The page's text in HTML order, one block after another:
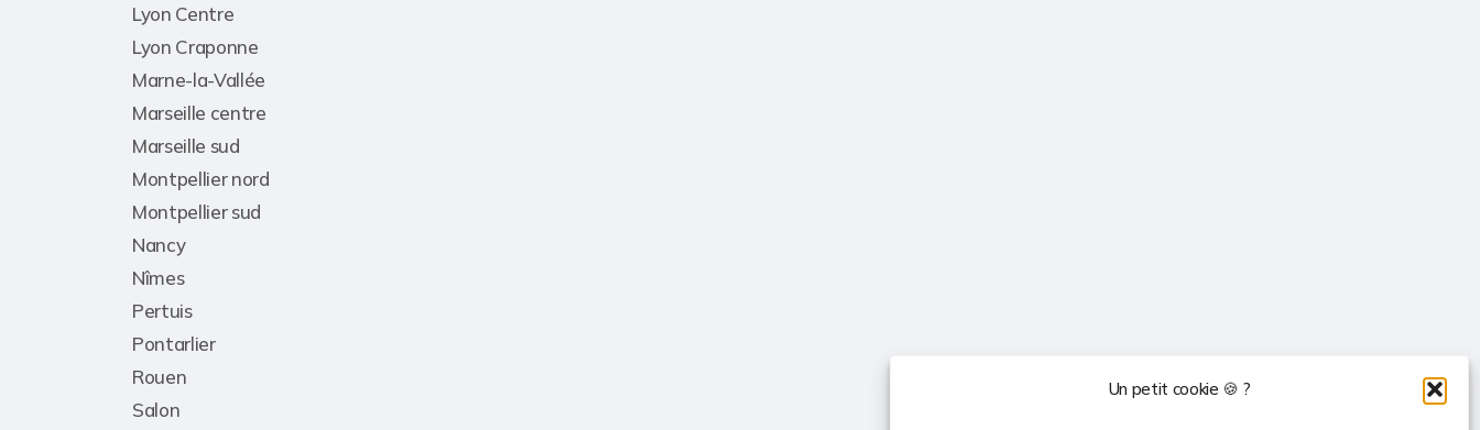
Un petit cookie 🍪 ?
Lyon Centre
Lyon Craponne
Marne-la-Vallée
Marseille centre
Marseille sud
Montpellier nord
Montpellier sud
Nancy
Nîmes
Pertuis
Pontarlier
Rouen
Salon